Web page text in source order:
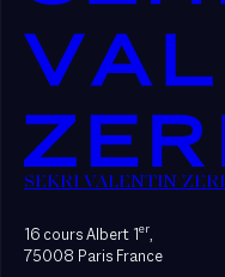
SEKRI VALENTIN
16 cours Albert 1er,
75008 Paris France